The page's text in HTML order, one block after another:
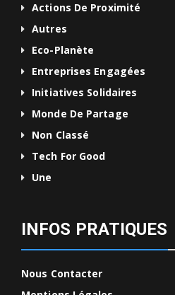
Actions De Proximité
Autres
Eco-Planète
Entreprises Engagées
Initiatives Solidaires
Monde De Partage
Non Classé
Tech For Good
Une
INFOS PRATIQUES
Nous Contacter